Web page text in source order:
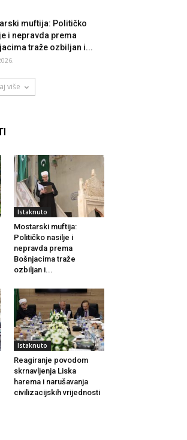
muftija: Političko
i nepravda prema
traže ozbiljan i...
više
Istaknuto
Mostarski muftija:
Političko nasilje i
nepravda prema
Bošnjacima traže
ozbiljan i...
Istaknuto
Reagiranje povodom
skrnavljenja Liska
harema i narušavanja
civilizacijskih vrijednosti